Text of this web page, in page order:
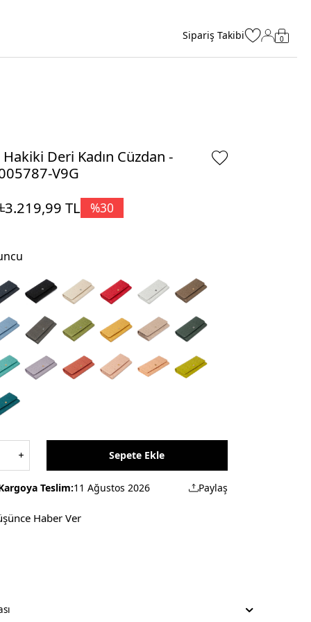
Sipariş Takibi 0
Deri Kadın Cüzdan -
V9G
3.219,99 TL %30
Sepete Ekle
Teslim:11 Ağustos 2026 Paylaş
Haber Ver